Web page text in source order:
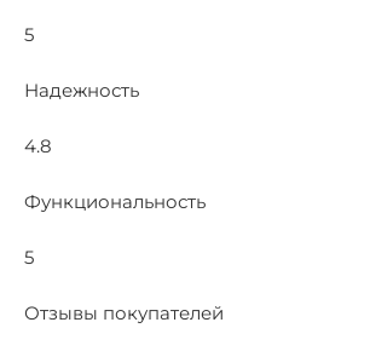
5
Надежность
4.8
Функциональность
5
Отзывы покупателей